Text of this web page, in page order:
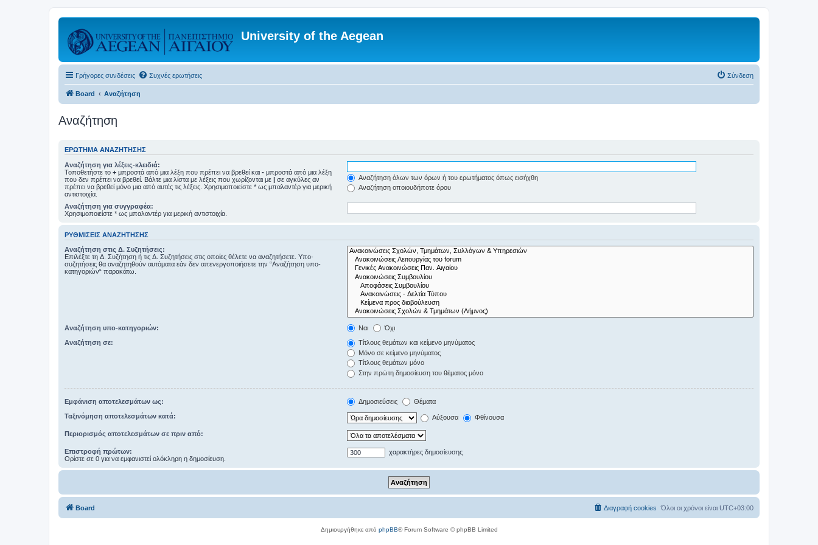
University of the Aegean
Γρήγορες συνδέσεις Συχνές ερωτήσεις Σύνδεση
Board Αναζήτηση
Αναζήτηση
ΕΡΏΤΗΜΑ ΑΝΑΖΉΤΗΣΗΣ
Αναζήτηση για λέξεις-κλειδιά:
Τοποθετήστε το + μπροστά από μια λέξη που πρέπει να βρεθεί και - μπροστά από μια λέξη
που δεν πρέπει να βρεθεί. Βάλτε μια λίστα με λέξεις που χωρίζονται με | σε αγκύλες αν
πρέπει να βρεθεί μόνο μια από αυτές τις λέξεις. Χρησιμοποιείστε * ως μπαλαντέρ για μερική
αντιστοιχία.
Αναζήτηση όλων των όρων ή του ερωτήματος όπως εισήχθη
Αναζήτηση οποιουδήποτε όρου
Αναζήτηση για συγγραφέα:
Χρησιμοποιείστε * ως μπαλαντέρ για μερική αντιστοιχία.
ΡΥΘΜΊΣΕΙΣ ΑΝΑΖΉΤΗΣΗΣ
Αναζήτηση στις Δ. Συζητήσεις:
Επιλέξτε τη Δ. Συζήτηση ή τις Δ. Συζητήσεις στις οποίες θέλετε να αναζητήσετε. Υπο-
συζητήσεις θα αναζητηθούν αυτόματα εάν δεν απενεργοποιήσετε την “Αναζήτηση υπο-
κατηγοριών“ παρακάτω.
Αναζήτηση υπο-κατηγοριών: Ναι Όχι
Αναζήτηση σε:
Τίτλους θεμάτων και κείμενο μηνύματος
Μόνο σε κείμενο μηνύματος
Τίτλους θεμάτων μόνο
Στην πρώτη δημοσίευση του θέματος μόνο
Εμφάνιση αποτελεσμάτων ως: Δημοσιεύσεις Θέματα
Ταξινόμηση αποτελεσμάτων κατά: Αύξουσα Φθίνουσα
Περιορισμός αποτελεσμάτων σε πριν από:
Επιστροφή πρώτων:
Ορίστε σε 0 για να εμφανιστεί ολόκληρη η δημοσίευση.
χαρακτήρες δημοσίευσης
Board Όλοι οι χρόνοι είναι UTC+03:00
Διαγραφή cookies
Δημιουργήθηκε από phpBB® Forum Software © phpBB Limited